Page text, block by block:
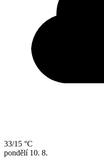
33/15 °C
pondělí 10. 8.